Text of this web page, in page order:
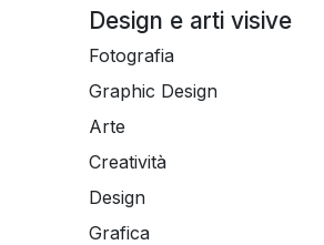
Design e arti visive
Fotografia
Graphic Design
Arte
Creatività
Design
Grafica